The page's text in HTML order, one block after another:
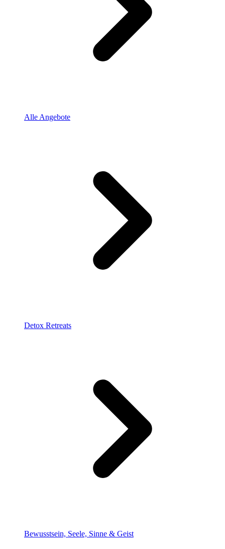
Alle Angebote
Detox Retreats
Bewusstsein, Seele, Sinne & Geist